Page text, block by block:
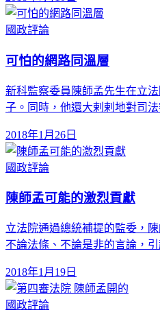
國政評論
可怕的網路同溫層
新科監察委員陳師孟先生在立
子。同時，他還大剌剌地對司
2018年1月26日
國政評論
陳師孟可能的激烈貢獻
立法院通過總統補提的監委，
不論法條、不論是非的言論，
2018年1月19日
國政評論